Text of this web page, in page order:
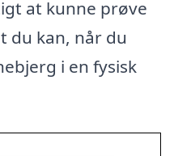
at kunne prøve
du kan, når du
i en fysisk